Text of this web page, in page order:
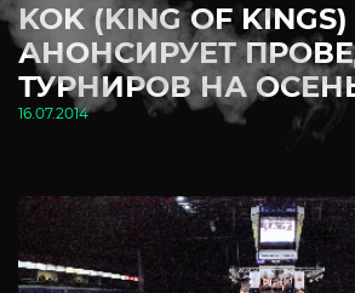
KOK (KING OF KINGS)
АНОНСИРУЕТ
ТУРНИРОВ НА ОСЕНЬ
16.07.2014